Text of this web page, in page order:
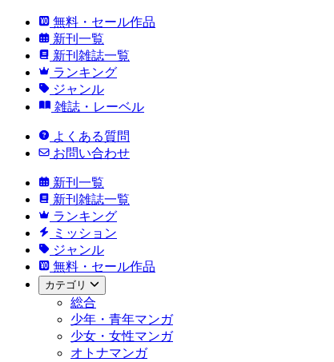
無料・セール作品
新刊一覧
新刊雑誌一覧
ランキング
ジャンル
雑誌・レーベル
よくある質問
お問い合わせ
新刊一覧
新刊雑誌一覧
ランキング
ミッション
ジャンル
無料・セール作品
カテゴリ
総合
少年・青年マンガ
少女・女性マンガ
オトナマンガ